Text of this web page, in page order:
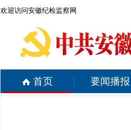
欢迎访问安徽纪检监察网
首页 要闻播报